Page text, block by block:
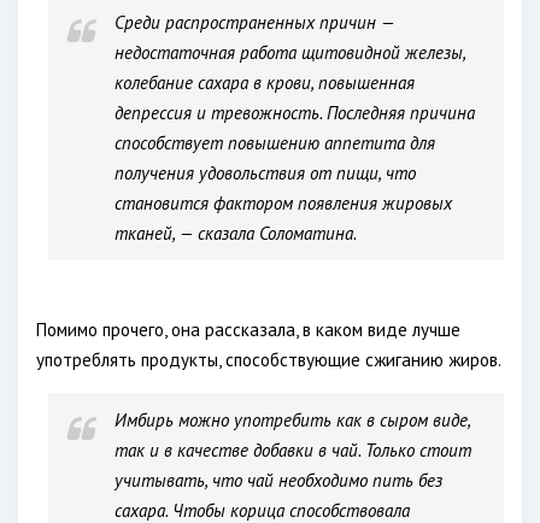
Среди распространенных причин —
недостаточная работа щитовидной железы,
колебание сахара в крови, повышенная
депрессия и тревожность. Последняя причина
способствует повышению аппетита для
получения удовольствия от пищи, что
становится фактором появления жировых
тканей, — сказала Соломатина.
Помимо прочего, она рассказала, в каком виде лучше
употреблять продукты, способствующие сжиганию жиров.
Имбирь можно употребить как в сыром виде,
так и в качестве добавки в чай. Только стоит
учитывать, что чай необходимо пить без
сахара. Чтобы корица способствовала